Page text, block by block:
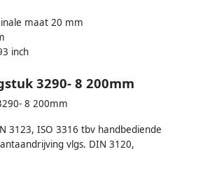
maat 20 mm
inch
3290- 8 200mm
8 200mm
3123, ISO 3316 tbv handbediende
vlgs. DIN 3120,